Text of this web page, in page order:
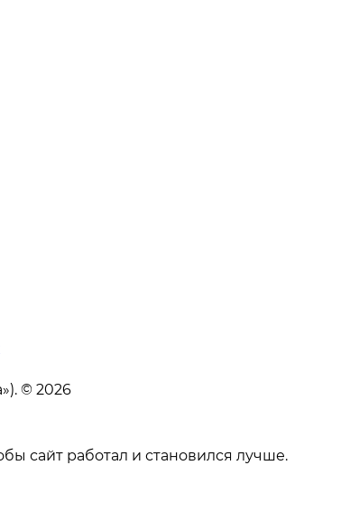
© 2026
сайт работал и становился лучше.